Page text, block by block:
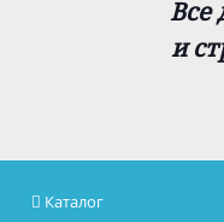
Все
и
Каталог